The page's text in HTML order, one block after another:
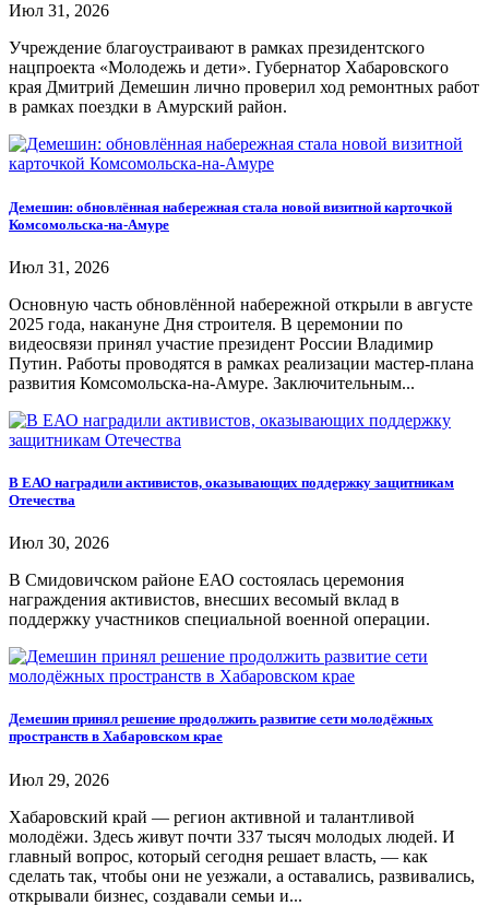
Июл 31, 2026
Учреждение благоустраивают в рамках президентского
нацпроекта «Молодежь и дети». Губернатор Хабаровского
края Дмитрий Демешин лично проверил ход ремонтных работ
в рамках поездки в Амурский район.
Демешин: обновлённая набережная стала новой визитной карточкой
Комсомольска-на-Амуре
Июл 31, 2026
Основную часть обновлённой набережной открыли в августе
2025 года, накануне Дня строителя. В церемонии по
видеосвязи принял участие президент России Владимир
Путин. Работы проводятся в рамках реализации мастер-плана
развития Комсомольска-на-Амуре. Заключительным...
В ЕАО наградили активистов, оказывающих поддержку защитникам
Отечества
Июл 30, 2026
В Смидовичском районе ЕАО состоялась церемония
награждения активистов, внесших весомый вклад в
поддержку участников специальной военной операции.
Демешин принял решение продолжить развитие сети молодёжных
пространств в Хабаровском крае
Июл 29, 2026
Хабаровский край — регион активной и талантливой
молодёжи. Здесь живут почти 337 тысяч молодых людей. И
главный вопрос, который сегодня решает власть, — как
сделать так, чтобы они не уезжали, а оставались, развивались,
открывали бизнес, создавали семьи и...